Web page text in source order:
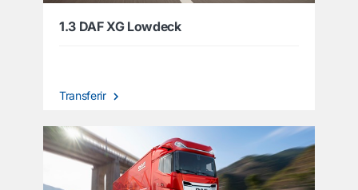
1.3 DAF XG Lowdeck
Transferir